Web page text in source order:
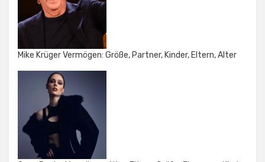
Mike Krüger Vermögen: Größe, Partner, Kinder, Eltern, Alter